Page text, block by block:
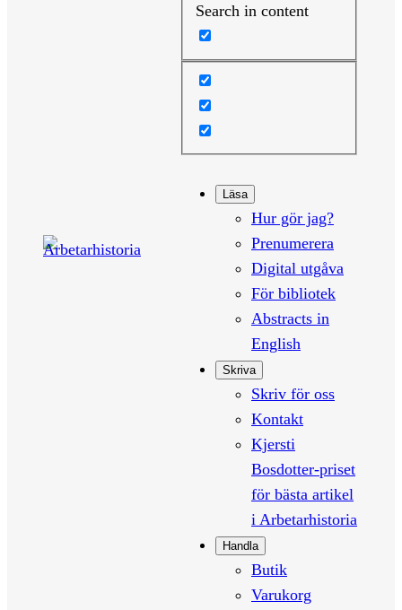
Search in content
Läsa
Hur gör jag?
Prenumerera
Digital utgåva
För bibliotek
Abstracts in
English
Skriva
Skriv för oss
Kontakt
Kjersti
Bosdotter-priset
för bästa artikel
i Arbetarhistoria
Handla
Butik
Varukorg